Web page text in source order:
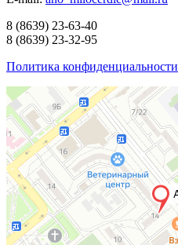
8 (8639) 23-63-40
8 (8639) 23-32-95
Политика конфиденциальности